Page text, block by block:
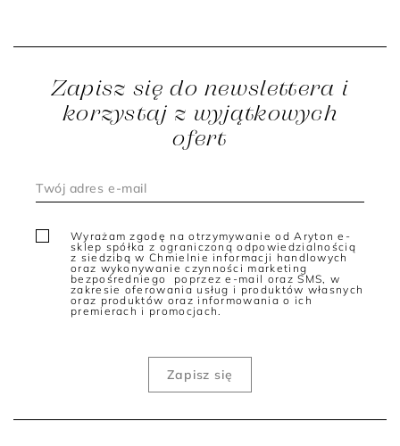
Zapisz się do newslettera i
korzystaj z wyjątkowych
ofert
Wyrażam zgodę na otrzymywanie od Aryton e-
sklep spółka z ograniczoną odpowiedzialnością
z siedzibą w Chmielnie informacji handlowych
oraz wykonywanie czynności marketing
bezpośredniego poprzez e-mail oraz SMS, w
zakresie oferowania usług i produktów własnych
oraz produktów oraz informowania o ich
premierach i promocjach.